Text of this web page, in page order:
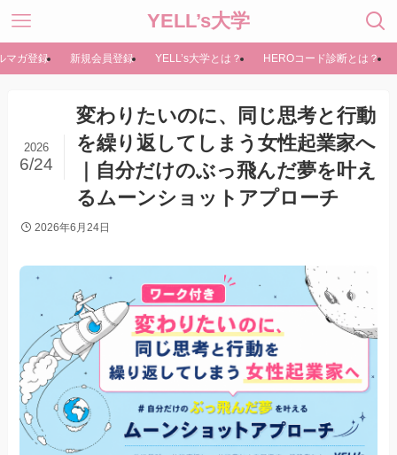
YELL’s大学
マガ登録 新規会員登録 YELL’s大学とは？ HEROコード診断とは？
変わりたいのに、同じ思考と行動
を繰り返してしまう女性起業家へ
｜自分だけのぶっ飛んだ夢を叶え
るムーンショットアプローチ
2026
6/24
2026年6月24日